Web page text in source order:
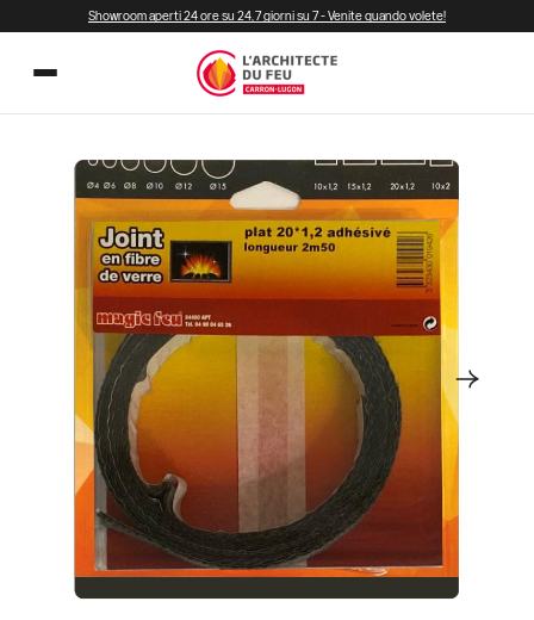
Showroom aperti 24 ore su 24, 7 giorni su 7 - Venite quando volete!